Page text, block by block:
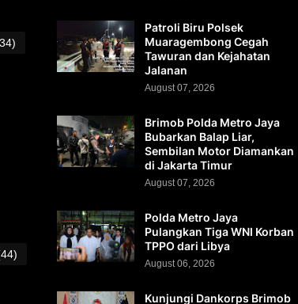
Patroli Biru Polsek
Muaragembong Cegah
Tawuran dan Kejahatan
Jalanan
August 07, 2026
Brimob Polda Metro Jaya
Bubarkan Balap Liar,
Sembilan Motor Diamankan
di Jakarta Timur
August 07, 2026
Polda Metro Jaya
Pulangkan Tiga WNI Korban
TPPO dari Libya
August 06, 2026
Kunjungi Dankorps Brimob